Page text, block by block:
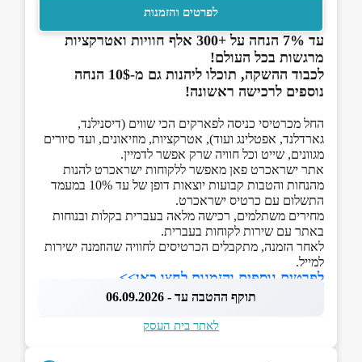
לפרטים והזמנות
עד 7% הנחה על +300 אלף חוויות ואטרקציות
מרגשות בכל העולם!
לכבוד ההשקה, תוכלו ליהנות גם מ-10$ הנחה
נוספים לרכישה ראשונה!
החל מכרטיסי כניסה לפארקים הכי שווים (דיסנילנד,
גארדלנד, אפטלינג ועוד), אטרקציות, מוזיאונים, ועד סיורים
מגוונים, שייט וכל חוויה שרק אפשר לדמיין.
אתר ישראכרט פאן מאפשר ללקוחות ישראכרט להנות
מהנחות והטבות קבועות יוצאות דופן של עד 10% במעמד
התשלום עם כרטיס ישראכרט.
מחירים משתלמים, רכישה מלאה בעברית בקלות ובנוחות
באתר עם שירות לקוחות בעברית.
לאחר הזמנה, מתקבלים הכרטיסים לחוויה שהוזמנה ישירות
למייל.
לפרטים נוספים והזמנות לחצו כאן>>
תוקף ההטבה עד - 06.09.2026
לאתר בית העסק